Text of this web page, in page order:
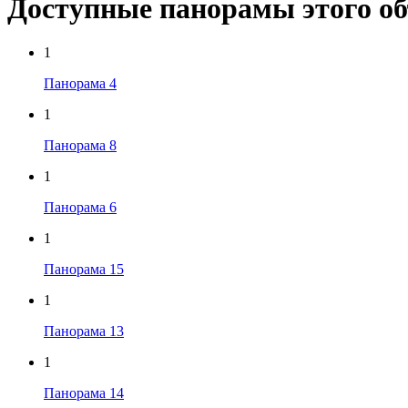
Доступные панорамы этого
1
Панорама 4
1
Панорама 8
1
Панорама 6
1
Панорама 15
1
Панорама 13
1
Панорама 14